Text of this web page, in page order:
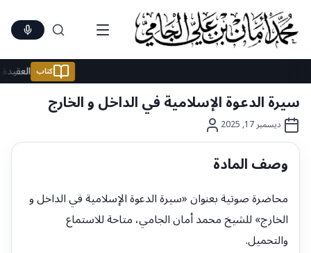
Skip
content
كتاب
سيرة الدعوة الإسلامية في الداخل و الخارج
ديسمبر 17, 2025
وصف المادة
محاضرة صوتية بعنوان «سيرة الدعوة الإسلامية في الداخل و
الخارج» للشيخ محمد أمان الجامي، متاحة للاستماع
والتحميل.